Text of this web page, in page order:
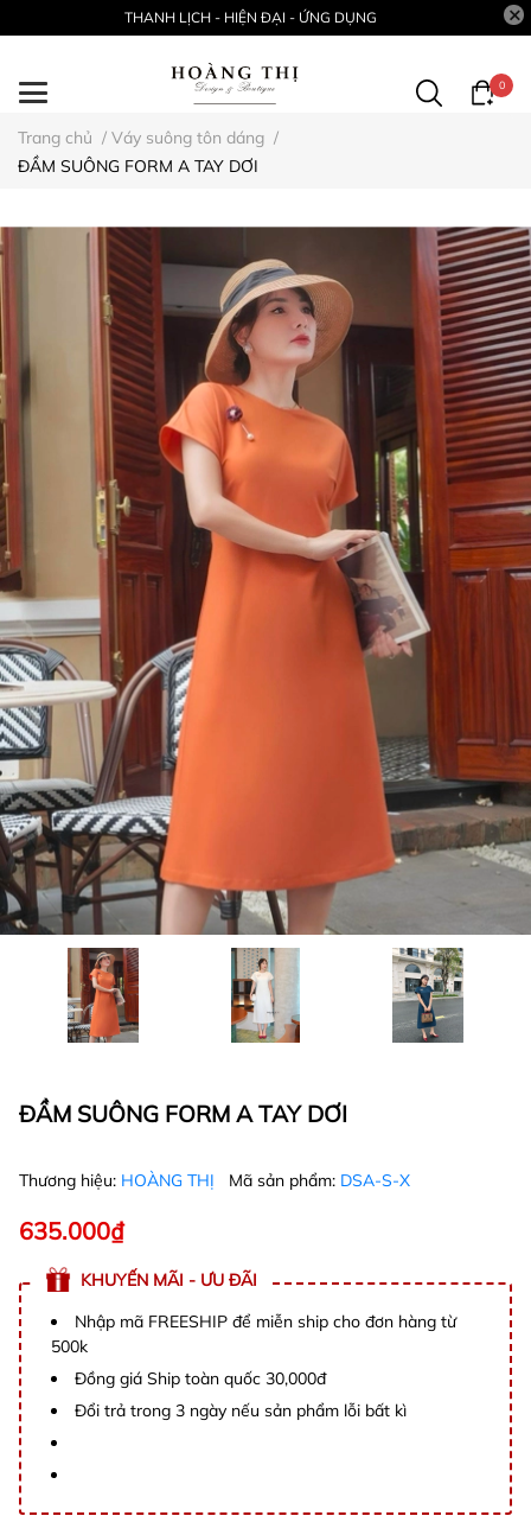
THANH LỊCH - HIỆN ĐẠI - ỨNG DỤNG
0
Trang chủ / Váy suông tôn dáng /
ĐẦM SUÔNG FORM A TAY DƠI
ĐẦM SUÔNG FORM A TAY DƠI
Thương hiệu: HOÀNG THỊ Mã sản phẩm: DSA-S-X
635.000₫
KHUYẾN MÃI - ƯU ĐÃI
Nhập mã FREESHIP để miễn ship cho đơn hàng từ
500k
Đồng giá Ship toàn quốc 30,000đ
Đổi trả trong 3 ngày nếu sản phẩm lỗi bất kì